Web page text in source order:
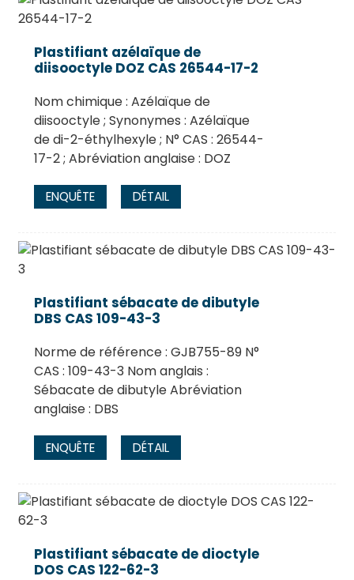
Plastifiant azélaïque de
diisooctyle DOZ CAS 26544-17-2
Nom chimique : Azélaïque de
diisooctyle ; Synonymes : Azélaïque
de di-2-éthylhexyle ; N° CAS : 26544-
17-2 ; Abréviation anglaise : DOZ
ENQUÊTE DÉTAIL
Plastifiant sébacate de dibutyle
DBS CAS 109-43-3
Norme de référence : GJB755-89 N°
CAS : 109-43-3 Nom anglais :
Sébacate de dibutyle Abréviation
anglaise : DBS
ENQUÊTE DÉTAIL
Plastifiant sébacate de dioctyle
DOS CAS 122-62-3